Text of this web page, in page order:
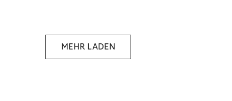
MEHR LADEN